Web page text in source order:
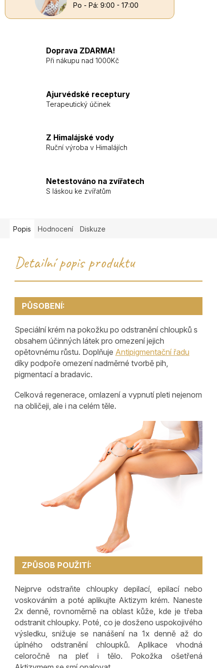
Po - Pá: 9:00 - 17:00
Doprava ZDARMA!
Při nákupu nad 1000Kč
Ajurvédské receptury
Terapeutický účinek
Z Himalájské vody
Ruční výroba v Himalájích
Netestováno na zvířatech
S láskou ke zvířatům
Popis Hodnocení Diskuze
Detailní popis produktu
PŮSOBENÍ:
Speciální krém na pokožku po odstranění chloupků s
obsahem účinných látek pro omezení jejich
opětovnému růstu. Doplňuje Antipigmentační řadu
díky podpoře omezení nadměrné tvorbě pih,
pigmentací a bradavic.
Celková regenerace, omlazení a vypnutí pleti nejenom
na obličeji, ale i na celém těle.
ZPŮSOB POUŽITÍ:
Nejprve odstraňte chloupky depilací, epilací nebo
voskováním a poté aplikujte Aktizym krém. Naneste
2x denně, rovnoměrně na oblast kůže, kde je třeba
odstranit chloupky. Poté, co je dosženo uspokojivého
výsledku, snižuje se nanášení na 1x denně až do
úplného odstranění chloupků. Aplikace vhodná
celoročně na pleť i tělo. Pokožka ošetřená